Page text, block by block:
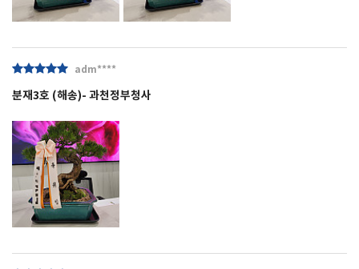
adm****
분재3호 (해송)- 과천정부청사